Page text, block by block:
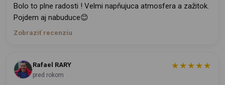
Bolo to plne radosti ! Velmi napňujuca atmosfera a zažitok.
Pojdem aj nabuduce😊
Zobraziť recenziu
Rafael RARY
pred rokom
★★★★★